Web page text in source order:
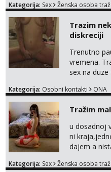
na link
Kategorija: Sex Ženska osoba
Trazim
diskreciji
Trenutno
vremena.
sex na
Kategorija: Osobni kontakti ONA
Tražim
u dosadnoj
ni
dajem a
trazim
Kategorija: Sex Ženska osoba